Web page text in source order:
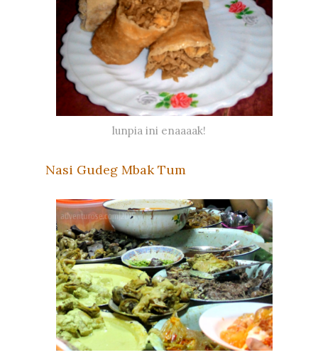
lunpia ini enaaaak!
Nasi Gudeg Mbak Tum